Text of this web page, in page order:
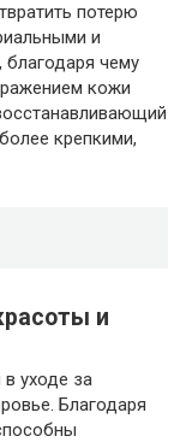
потерю
и
благодаря чему
кожи
крепкими,
и
уходе за
Благодаря